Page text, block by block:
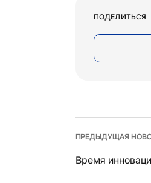
ПОДЕЛИТЬСЯ
ПРЕДЫДУЩАЯ
Время